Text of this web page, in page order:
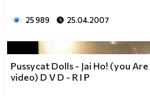
25 989 25.04.2007
Pussycat Dolls - Jai Ho! (you
video) D V D - R I P